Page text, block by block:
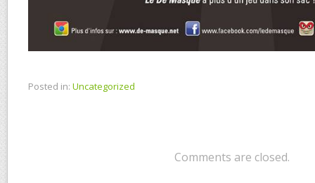
Posted in: Uncategorized
Comments are closed.